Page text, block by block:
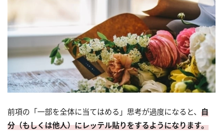
前項の「一部を全体に当てはめる」思考が過度になると、 自
分（もしくは他人）にレッテル貼りをするようになります。